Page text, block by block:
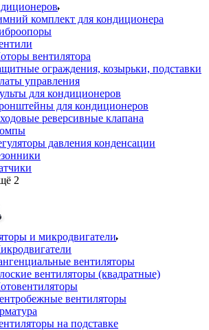
комплект для кондиционера
вентилятора
ограждения, козырьки, подставки
управления
для кондиционеров
для кондиционеров
реверсивные клапана
давления конденсации
2
и микродвигатели
вентиляторы
вентиляторы (квадратные)
вентиляторы
на подставке